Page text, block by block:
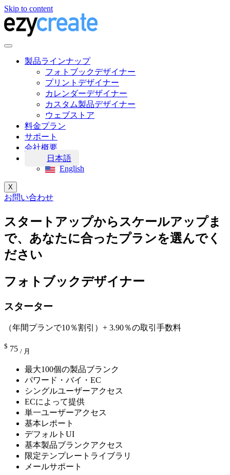
Skip to content
製品ラインナップ
フォトブックデザイナー
プリントデザイナー
カレンダーデザイナー
カスタム製品デザイナー
ウェブストア
料金プラン
サポート
会社概要
日本語
English
X
お問い合わせ
スタートアップからスケールアップま
で、あなたに合ったプランを選んでく
ださい
フォトブックデザイナー
スターター
（年間プランで10％割引）+ 3.90％の取引手数料
$ 75 / 月
最大100個の製品ブランク
パワード・バイ・EC
シングルユーザーアクセス
ECによって提供
単一ユーザーアクセス
基本レポート
デフォルトUI
基本製品ブランクアクセス
限定テンプレートライブラリ
メールサポート